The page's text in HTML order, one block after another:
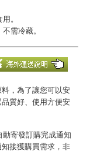
。
需冷藏。
，為了讓您可以安
質好、使用方便安
寄發訂購完成通知
接獲購買需求，非